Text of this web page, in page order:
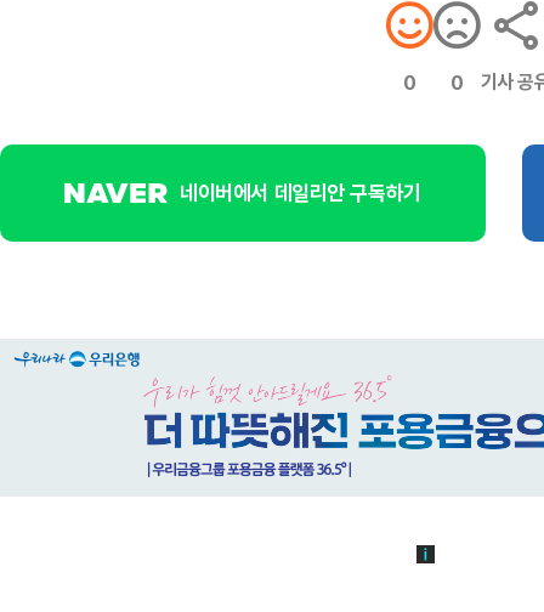
0 0 기사 공
네이버에서 데일리안 구독하기